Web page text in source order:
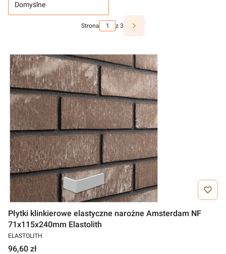
Domyślne
Strona z 3
Płytki klinkierowe elastyczne narożne Amsterdam NF
71x115x240mm Elastolith
ELASTOLITH
96,60 zł